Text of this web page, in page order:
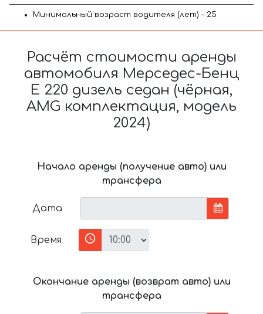
Минимальный возраст водителя (лет) – 25
Расчёт стоимости аренды
автомобиля Мерседес-Бенц
E 220 дизель седан (чёрная,
AMG комплектация, модель
2024)
Начало аренды (получение авто) или
трансфера
Дата
Время
Окончание аренды (возврат авто) или
трансфера